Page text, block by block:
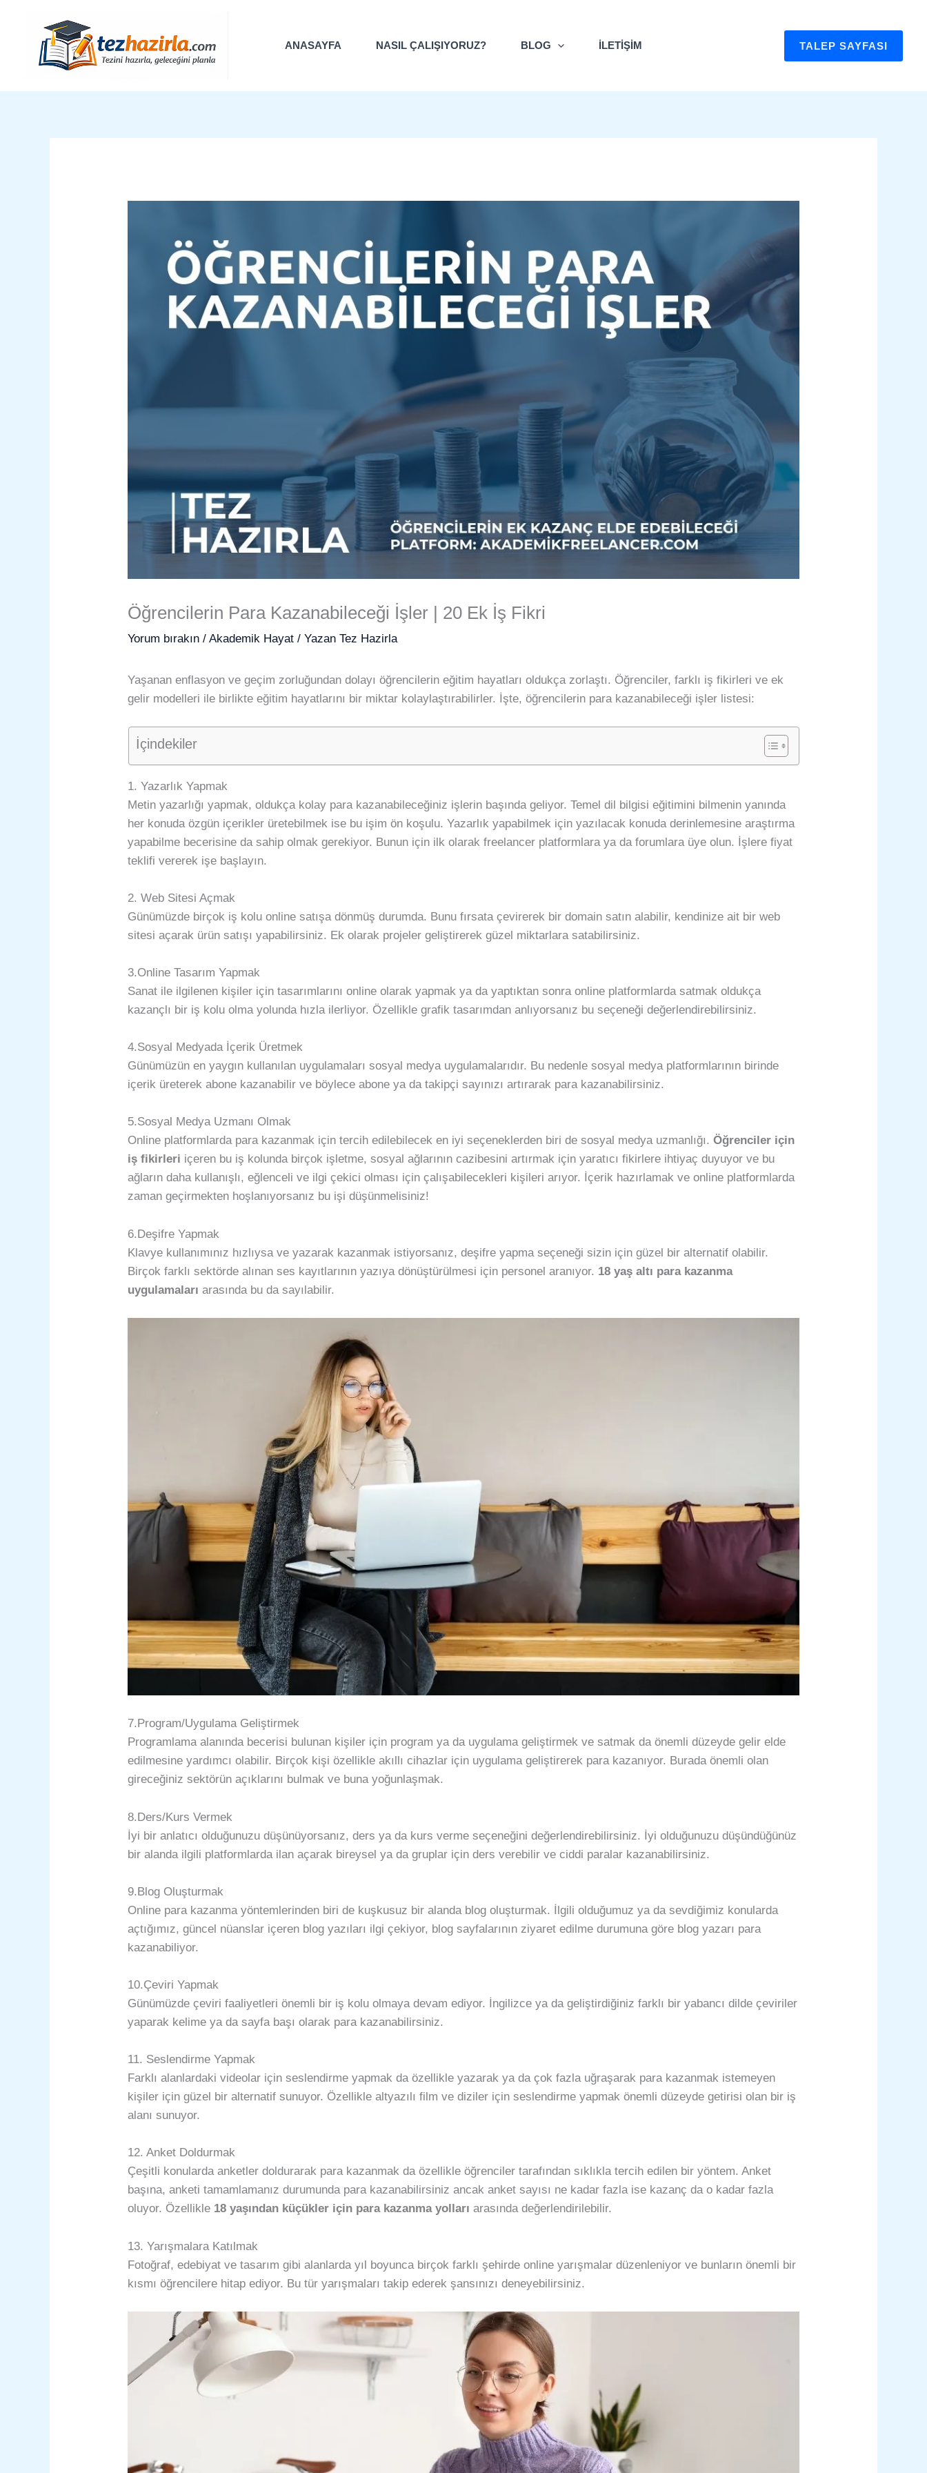
ANASAYFA NASIL ÇALIŞIYORUZ? BLOG İLETIŞIM TALEP SAYFASI
Öğrencilerin Para Kazanabileceği İşler | 20 Ek İş Fikri
Yorum bırakın /Akademik Hayat / Yazan Tez Hazirla
Yaşanan enflasyon ve geçim zorluğundan dolayı öğrencilerin eğitim hayatları oldukça zorlaştı. Öğrenciler, farklı iş fikirleri ve ek
gelir modelleri ile birlikte eğitim hayatlarını bir miktar kolaylaştırabilirler. İşte, öğrencilerin para kazanabileceği işler listesi:
İçindekiler
1. Yazarlık Yapmak
Metin yazarlığı yapmak, oldukça kolay para kazanabileceğiniz işlerin başında geliyor. Temel dil bilgisi eğitimini bilmenin yanında
her konuda özgün içerikler üretebilmek ise bu işim ön koşulu. Yazarlık yapabilmek için yazılacak konuda derinlemesine araştırma
yapabilme becerisine da sahip olmak gerekiyor. Bunun için ilk olarak freelancer platformlara ya da forumlara üye olun. İşlere fiyat
teklifi vererek işe başlayın.
2. Web Sitesi Açmak
Günümüzde birçok iş kolu online satışa dönmüş durumda. Bunu fırsata çevirerek bir domain satın alabilir, kendinize ait bir web
sitesi açarak ürün satışı yapabilirsiniz. Ek olarak projeler geliştirerek güzel miktarlara satabilirsiniz.
3.Online Tasarım Yapmak
Sanat ile ilgilenen kişiler için tasarımlarını online olarak yapmak ya da yaptıktan sonra online platformlarda satmak oldukça
kazançlı bir iş kolu olma yolunda hızla ilerliyor. Özellikle grafik tasarımdan anlıyorsanız bu seçeneği değerlendirebilirsiniz.
4.Sosyal Medyada İçerik Üretmek
Günümüzün en yaygın kullanılan uygulamaları sosyal medya uygulamalarıdır. Bu nedenle sosyal medya platformlarının birinde
içerik üreterek abone kazanabilir ve böylece abone ya da takipçi sayınızı artırarak para kazanabilirsiniz.
5.Sosyal Medya Uzmanı Olmak
Online platformlarda para kazanmak için tercih edilebilecek en iyi seçeneklerden biri de sosyal medya uzmanlığı.Öğrenciler için
iş fikirleri içeren bu iş kolunda birçok işletme, sosyal ağlarının cazibesini artırmak için yaratıcı fikirlere ihtiyaç duyuyor ve bu
ağların daha kullanışlı, eğlenceli ve ilgi çekici olması için çalışabilecekleri kişileri arıyor. İçerik hazırlamak ve online platformlarda
zaman geçirmekten hoşlanıyorsanız bu işi düşünmelisiniz!
6.Deşifre Yapmak
Klavye kullanımınız hızlıysa ve yazarak kazanmak istiyorsanız, deşifre yapma seçeneği sizin için güzel bir alternatif olabilir.
Birçok farklı sektörde alınan ses kayıtlarının yazıya dönüştürülmesi için personel aranıyor. 18 yaş altı para kazanma
uygulamaları arasında bu da sayılabilir.
7.Program/Uygulama Geliştirmek
Programlama alanında becerisi bulunan kişiler için program ya da uygulama geliştirmek ve satmak da önemli düzeyde gelir elde
edilmesine yardımcı olabilir. Birçok kişi özellikle akıllı cihazlar için uygulama geliştirerek para kazanıyor. Burada önemli olan
gireceğiniz sektörün açıklarını bulmak ve buna yoğunlaşmak.
8.Ders/Kurs Vermek
İyi bir anlatıcı olduğunuzu düşünüyorsanız, ders ya da kurs verme seçeneğini değerlendirebilirsiniz. İyi olduğunuzu düşündüğünüz
bir alanda ilgili platformlarda ilan açarak bireysel ya da gruplar için ders verebilir ve ciddi paralar kazanabilirsiniz.
9.Blog Oluşturmak
Online para kazanma yöntemlerinden biri de kuşkusuz bir alanda blog oluşturmak. İlgili olduğumuz ya da sevdiğimiz konularda
açtığımız, güncel nüanslar içeren blog yazıları ilgi çekiyor, blog sayfalarının ziyaret edilme durumuna göre blog yazarı para
kazanabiliyor.
10.Çeviri Yapmak
Günümüzde çeviri faaliyetleri önemli bir iş kolu olmaya devam ediyor. İngilizce ya da geliştirdiğiniz farklı bir yabancı dilde çeviriler
yaparak kelime ya da sayfa başı olarak para kazanabilirsiniz.
11. Seslendirme Yapmak
Farklı alanlardaki videolar için seslendirme yapmak da özellikle yazarak ya da çok fazla uğraşarak para kazanmak istemeyen
kişiler için güzel bir alternatif sunuyor. Özellikle altyazılı film ve diziler için seslendirme yapmak önemli düzeyde getirisi olan bir iş
alanı sunuyor.
12. Anket Doldurmak
Çeşitli konularda anketler doldurarak para kazanmak da özellikle öğrenciler tarafından sıklıkla tercih edilen bir yöntem. Anket
başına, anketi tamamlamanız durumunda para kazanabilirsiniz ancak anket sayısı ne kadar fazla ise kazanç da o kadar fazla
oluyor. Özellikle 18 yaşından küçükler için para kazanma yolları arasında değerlendirilebilir.
13. Yarışmalara Katılmak
Fotoğraf, edebiyat ve tasarım gibi alanlarda yıl boyunca birçok farklı şehirde online yarışmalar düzenleniyor ve bunların önemli bir
kısmı öğrencilere hitap ediyor. Bu tür yarışmaları takip ederek şansınızı deneyebilirsiniz.
Adresi